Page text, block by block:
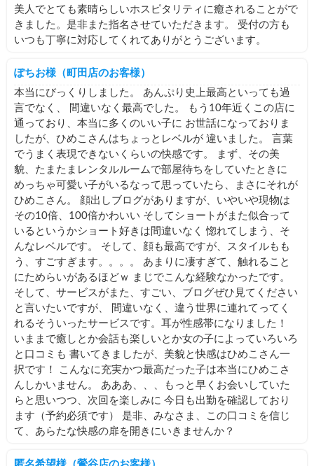
美人でとても素晴らしいホスピタリティに癒されることがで
きました。是非また指名させていただきます。 受付の方も
いつも丁寧に対応してくれてありがとうございます。
ぽちお様（町田店のお客様）
本当にびっくりしました。 あんぷり史上最高といっても過
言でなく、 間違いなく最高でした。 もう10年近くこの店に
通っており、本当に多くのいい子に お世話になっておりま
したが、ひめこさんはちょっとレベルが 違いました。 言葉
でうまく表現できないくらいの快感です。 まず、その美
貌、たまたまレンタルルームで部屋待ちをしていたときに
めっちゃ可愛い子がいるなって思っていたら、まさにそれが
ひめこさん。 顔出しブログがありますが、いやいや現物は
その10倍、100倍かわいい そしてショートがまた似合って
いるというかショート好きは間違いなく 惚れてしまう、そ
んなレベルです。 そして、顔も最高ですが、スタイルもも
う、すごすぎます。。。。 あまりに凄すぎて、触れること
にためらいがあるほどｗ まじでこんな経験なかったです。
そして、サービスがまた、すごい、ブログぜひ見てください
と言いたいですが、 間違いなく、違う世界に連れてってく
れるそういったサービスです。耳が性感帯になりました！
いままで癒しとか会話も楽しいとか女の子によっていろいろ
と口コミも 書いてきましたが、美貌と快感はひめこさん一
択です！ こんなに充実かつ最高だった子は本当にひめこさ
んしかいません。 あああ、、、もっと早くお会いしていた
らと思いつつ、次回を楽しみに 今日も出勤を確認しており
ます（予約必須です） 是非、みなさま、この口コミを信じ
て、あらたな快感の扉を開きにいきませんか？